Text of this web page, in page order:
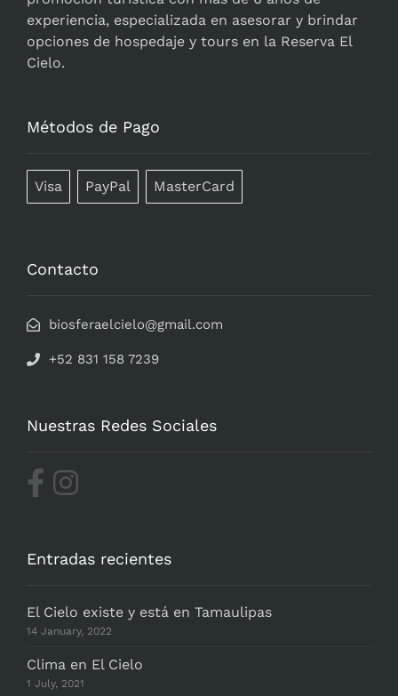
experiencia, especializada en asesorar y brindar
opciones de hospedaje y tours en la Reserva El
Cielo.
Métodos de Pago
Visa PayPal MasterCard
Contacto
biosferaelcielo@gmail.com
+52 831 158 7239
Nuestras Redes Sociales
Entradas recientes
El Cielo existe y está en Tamaulipas
14 January, 2022
Clima en El Cielo
1 July, 2021